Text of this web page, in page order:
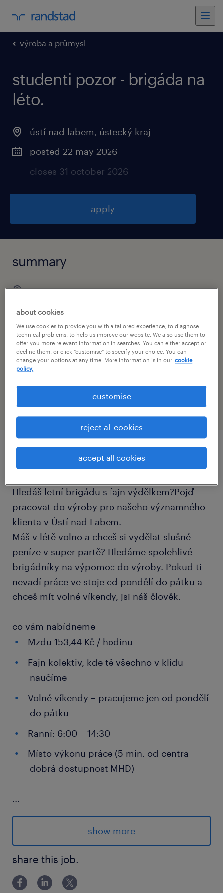
výroba a průmysl
studenti pozor - brigáda na
léto.
ústí nad labem, ústecký kraj
posted 22 may 2026
closes 31 october 2026
apply
summary
ústí nad labem, ústecký kraj
140 - 153 Kč za hodinu
brigáda
specialism
výroba a průmysl
Hledáš letní brigádu s fajn výdělkem?Pojď
pracovat do výroby pro našeho významného
klienta v Ústí nad Labem.
Máš v létě volno a chceš si vydělat slušné
peníze v super partě? Hledáme spolehlivé
brigádníky na výpomoc do výroby. Pokud ti
nevadí práce ve stoje od pondělí do pátku a
chceš mít volné víkendy, jsi náš člověk.
co vám nabídneme
Mzdu 153,44 Kč / hodinu
Fajn kolektiv, kde tě všechno v klidu
naučíme
Volné víkendy – pracujeme jen od pondělí
do pátku
Ranní: 6:00 – 14:30
Místo výkonu práce (5 min. od centra -
dobrá dostupnost MHD)
...
co od vás očekáváme
Časová flexibilita - směny od 6:00 do
14:30
Manuální zručnost, spolehlivost
Nástup ihned
show more
share this job.
about cookies
We use cookies to provide you with a tailored experience, to diagnose
technical problems, to help us improve our website. We also use them to
offer you more relevant information in searches. You can either accept or
decline them, or click "customise" to specify your choice. You can
change your options at any time. More information is in our cookie
policy.
customise
reject all cookies
accept all cookies